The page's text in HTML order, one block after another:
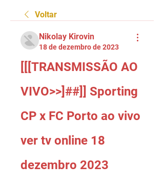
Voltar
Nikolay Kirovin
18 de dezembro de 2023
[[[TRANSMISSÃO AO
VIVO>>]##]] Sporting
CP x FC Porto ao vivo
ver tv online 18
dezembro 2023